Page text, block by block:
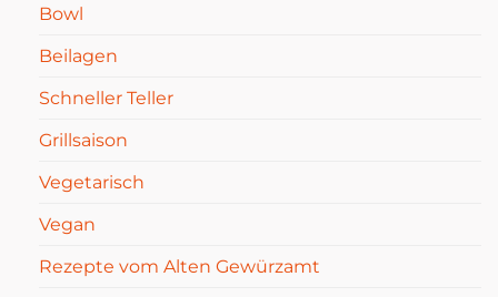
Bowl
Beilagen
Schneller Teller
Grillsaison
Vegetarisch
Vegan
Rezepte vom Alten Gewürzamt